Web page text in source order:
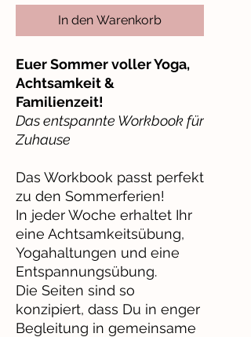
In den Warenkorb
Euer Sommer voller Yoga,
Achtsamkeit &
Familienzeit!
Das entspannte Workbook für
Zuhause
Das Workbook passt perfekt
zu den Sommerferien!
In jeder Woche erhaltet Ihr
eine Achtsamkeitsübung,
Yogahaltungen und eine
Entspannungsübung.
Die Seiten sind so
konzipiert, dass Du in enger
Begleitung in gemeinsame